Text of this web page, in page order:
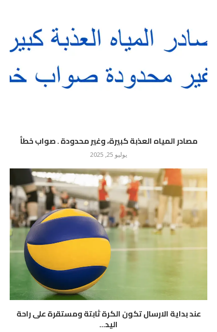
مصادر المياه العذبة كبيرة، وغير محدودة . صواب خطأ
يوليو 25, 2025
عند بداية الارسال تكون الكرة ثابتة ومستقرة على راحة
اليد...